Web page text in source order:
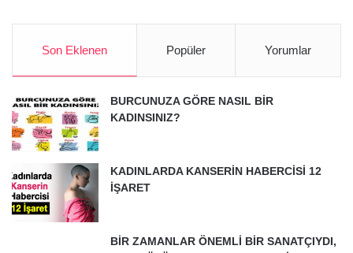
Son Eklenen Popüler Yorumlar
BURCUNUZA GÖRE NASIL BİR
KADINSINIZ?
KADINLARDA KANSERİN HABERCİSİ 12
İŞARET
BİR ZAMANLAR ÖNEMLİ BİR SANATÇIYDI,